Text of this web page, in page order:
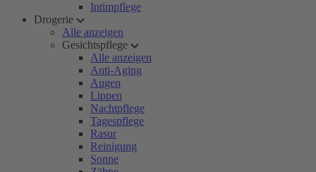
Intimpflege
Drogerie
Alle anzeigen
Gesichtspflege
Alle anzeigen
Anti-Aging
Augen
Lippen
Nachtpflege
Tagespflege
Rasur
Reinigung
Sonne